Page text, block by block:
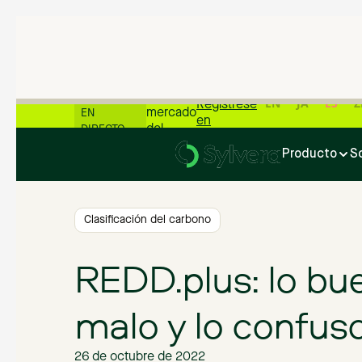
WEBINARIO
EN
DIRECTO
cifras del
mercado
del
carbono
Regístrese
en
EN JA ES
Producto
Clasificación del carbono
REDD.plus: lo
malo y lo
26 de octubre de 2022